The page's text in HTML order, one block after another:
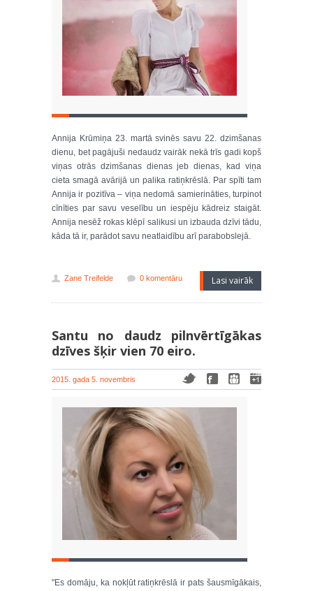
Annija Krūmiņa 23. martā svinēs savu 22. dzimšanas
dienu, bet pagājuši nedaudz vairāk nekā trīs gadi kopš
viņas otrās dzimšanas dienas jeb dienas, kad viņa
cieta smagā avārijā un palika ratiņkrēslā. Par spīti tam
Annija ir pozitīva – viņa nedomā samierināties, turpinot
cīnīties par savu veselību un iespēju kādreiz staigāt.
Annija nesēž rokas klēpī salikusi un izbauda dzīvi tādu,
kāda tā ir, parādot savu neatlaidību arī parabobslejā.
Zane Treifelde 0 komentāru Lasi vairāk
Santu no daudz pilnvērtīgākas
dzīves šķir vien 70 eiro.
2015. gada 5. novembris
"Es domāju, ka nokļūt ratiņkrēslā ir pats šausmīgākais,